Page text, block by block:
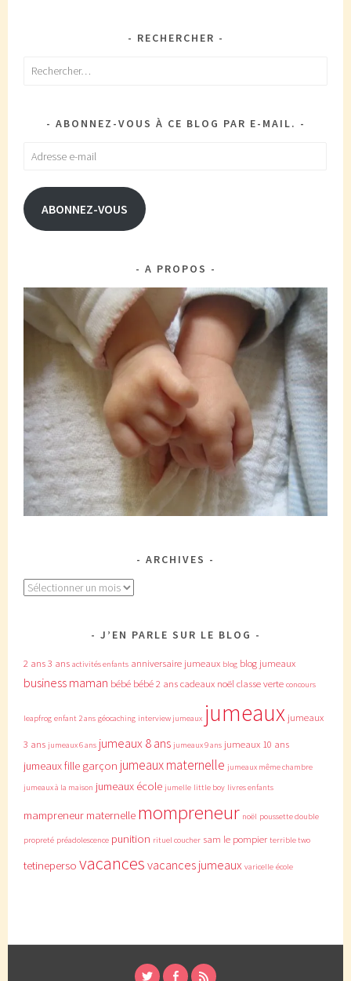
RECHERCHER
Rechercher :
ABONNEZ-VOUS À CE BLOG PAR E-MAIL.
Adresse
mail
ABONNEZ-VOUS
A PROPOS
ARCHIVES
Archives
J’EN PARLE SUR LE BLOG
2 ans3 ans activités enfants anniversaire jumeaux blog blog jumeaux
business maman bébé bébé 2 anscadeaux noëlclasse verte concours
leapfrog enfant 2 ans géocaching interview jumeaux jumeaux jumeaux
3 ans jumeaux 6 ans jumeaux 8 ans jumeaux 9 ans jumeaux 10 ans
jumeaux fille garçon jumeaux maternelle jumeaux même chambre
jumeaux à la maison jumeaux école jumelle little boy livres enfants
mampreneur maternelle mompreneur noël poussette double
propreté préadolescence punition rituel coucher sam le pompier terrible two
tetineperso vacances vacances jumeaux varicelle école